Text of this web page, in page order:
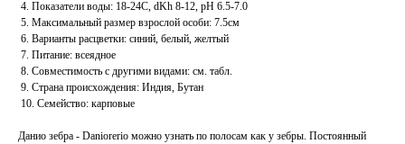
4. Показатели воды: 18-24С, dKh 8-12, pH 6.5-7.0
5. Максимальный размер взрослой особи: 7.5см
6. Варианты расцветки: синий, белый, желтый
7. Питание: всеядное
8. Совместимость с другими видами: см. табл.
9. Страна происхождения: Индия, Бутан
10. Семейство: карповые
Данио зебра - Daniorerio можно узнать по полосам как у зебры. Постоянный